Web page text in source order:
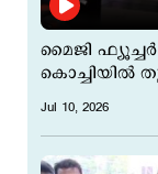
മൈജി
കൊച്ചിയിൽ
Jul 10, 2026